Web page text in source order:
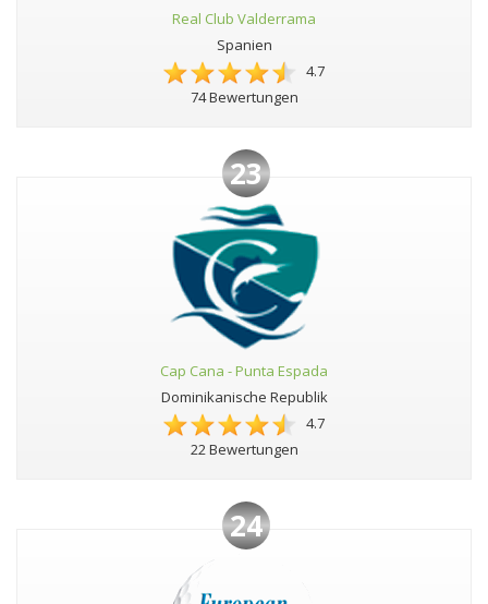
Real Club Valderrama
Spanien
4.7
74 Bewertungen
23
Cap Cana - Punta Espada
Dominikanische Republik
4.7
22 Bewertungen
24